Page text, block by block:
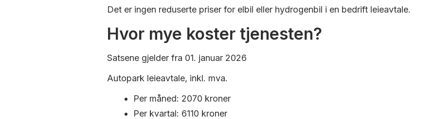
Bruker du EasyPark-appen, må du betale 15 prosent ekstra for parkeringen.
Det er ingen reduserte priser for elbil eller hydrogenbil i en bedrift leieavtale.
Hvor mye koster tjenesten?
Satsene gjelder fra 01. januar 2026
Autopark leieavtale, inkl. mva.
Per måned: 2070 kroner
Per kvartal: 6110 kroner